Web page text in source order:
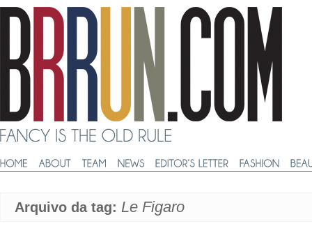
Arquivo da tag: Le Figaro